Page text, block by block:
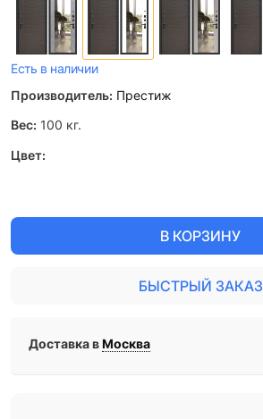
Есть в наличии
Производитель: Престиж
Вес: 100 кг.
Цвет:
В КОРЗИНУ
БЫСТРЫЙ ЗАКАЗ
Доставка вМосква